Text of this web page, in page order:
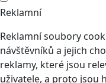
Reklamní
Reklamní soubory
návštěvníků a jejich
reklamy, které jsou
uživatele, a proto jsou